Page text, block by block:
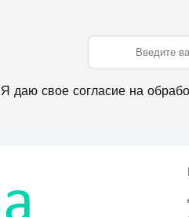
Я даю свое согласие на